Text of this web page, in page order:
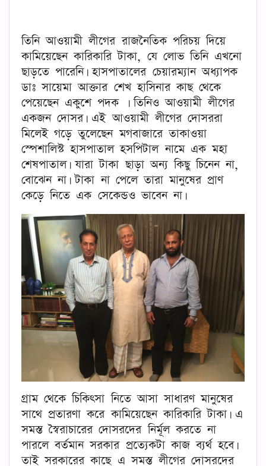
তিনি আওয়ামী লীগের রাজনৈতিক পরিচয় দিয়ে
কামিয়েছেন কারিকারি টাকা, যে লোভ তিনি এখনো
ছাড়তে পারেনি। হাসপাতালের চেয়ারম্যান অধ্যাপক
ডাঃ সায়েমা আক্তার শেখ হাসিনার কাছ থেকে
পেয়েছেন একুশে পদক । তিনিও আওয়ামী লীগের
একজন দোসর। এই আওয়ামী লীগের দোসররা
মিলেই গড়ে তুলেছেন মগবাজারে তাকাওয়া
স্পেশালিস্ট হাসপাতাল হসপিটাল নামে এক মহা
শেষপাতাল। যারা টাকা ছাড়া অন্য কিছু চিনেন না,
বোঝেন না। টাকা না পেলে তারা মানুষের প্রাণ
কেড়ে নিতে এক সেকেন্ডও ভাবেন না।
গ্রাম থেকে চিকিৎসা নিতে আসা সাধারণ মানুষের
সাথে প্রতারণা করে কামিয়েছেন কারিকারি টাকা। এ
সমস্ত স্বৈরাচারের দোসরদের নির্মূল করতে না
পারলে বর্তমান সরকার প্রত্যেকটা কাজ ব্যর্থ হবে।
তাই সরকারের কাছে এ সমস্ত লীগের দোসরদের